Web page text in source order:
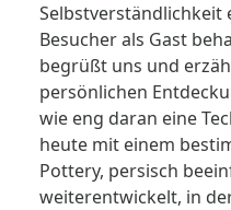
Selbstverständlichkeit
Besucher als Gast
begrüßt uns und
persönlichen
wie eng daran eine
heute mit einem
Pottery, persisch
weiterentwickelt, in